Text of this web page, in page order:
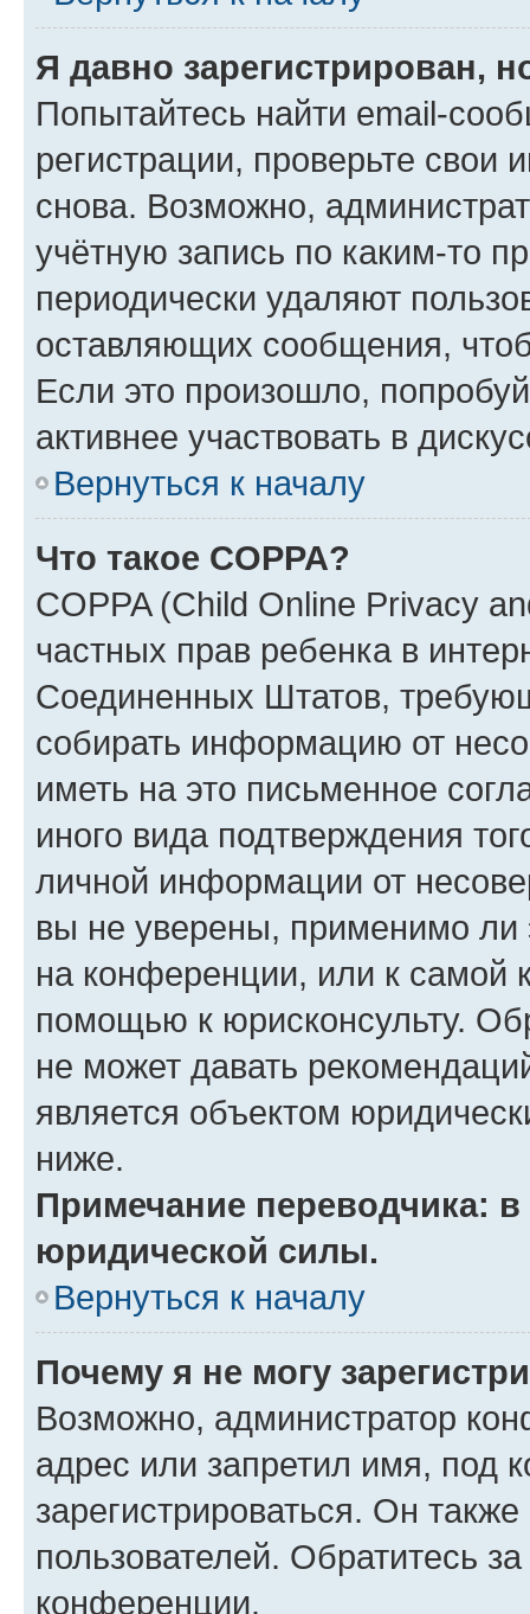
Я давно зарегистрирован,
Попытайтесь найти email-
регистрации, проверьте свои
снова. Возможно,
учётную запись по каким-то
периодически удаляют
оставляющих сообщения,
Если это произошло,
активнее участвовать в
Вернуться к началу
Что такое COPPA?
COPPA (Child Online Privacy
частных прав ребенка в
Соединенных Штатов,
собирать информацию от
иметь на это письменное
иного вида подтверждения
личной информации от
вы не уверены, применимо ли
на конференции, или к самой
помощью к юрисконсульту.
не может давать
является объектом
ниже.
Примечание переводчика:
юридической силы.
Вернуться к началу
Почему я не могу
Возможно, администратор
адрес или запретил имя, под
зарегистрироваться. Он
пользователей. Обратитесь
конференции.